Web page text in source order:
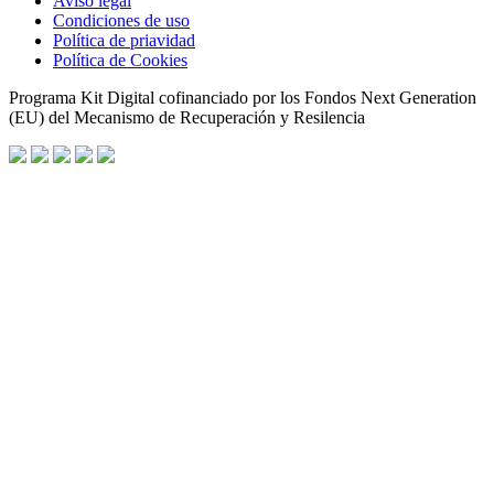
Condiciones de uso
Política de priavidad
Política de Cookies
Programa Kit Digital cofinanciado por los Fondos Next Generation
(EU) del Mecanismo de Recuperación y Resilencia